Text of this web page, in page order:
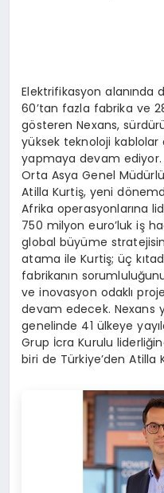
Elektrifikasyon alanında
60’tan fazla fabrika ve
gösteren Nexans,
yüksek teknoloji kablolar
yapmaya devam ediyor.
Orta Asya Genel
Atilla Kurtiş, yeni
Afrika operasyonlarına
750 milyon euro’luk iş
global büyüme
atama ile Kurtiş; üç
fabrikanın
ve inovasyon odaklı
devam edecek. Nexans
genelinde 41 ülkeye
Grup İcra Kurulu
biri de Türkiye’den Atilla